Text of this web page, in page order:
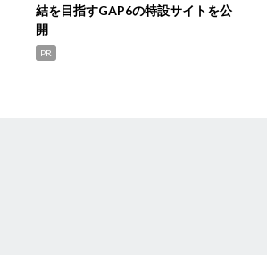
結を目指すGAP6の特設サイトを公
開
PR